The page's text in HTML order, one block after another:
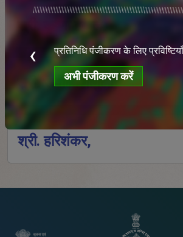
प्रतिनिधि पंजीकरण के लिए
अभी पंजीकरण करें
‹
श्री. कृष्णा हेब्बले,
श्री. रूपाली गांगुली,
श्री. हरिशंकर,